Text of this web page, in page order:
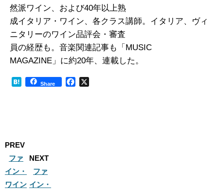
然派ワイン、および40年以上熟
成イタリア・ワイン、各クラス講師。イタリア、ヴィ
ニタリーのワイン品評会・審査
員の経歴も。音楽関連記事も「MUSIC
MAGAZINE」に約20年、連載した。
Share
PREV
ファ
イン・
ワイン
NEXT
ファ
イン・